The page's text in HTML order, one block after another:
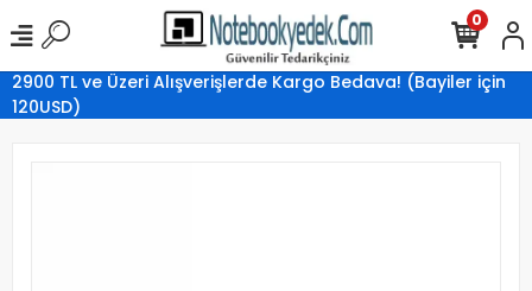
2900 TL ve Üzeri Alışverişlerde Kargo Bedava! (Bayiler için
120USD)
0